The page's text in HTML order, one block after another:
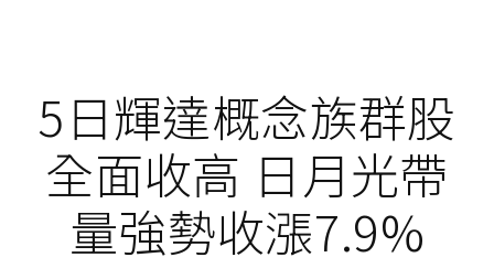
5日輝達概念族群股
全面收高 日月光帶
量強勢收漲7.9%